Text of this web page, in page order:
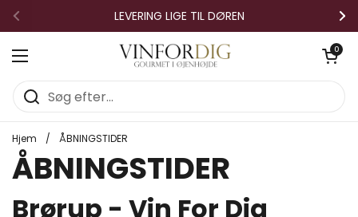
Gå til indhold
Forrige
LEVERING LIGE TIL DØREN
Åbn menuen
Åben
0
Hjem / ÅBNINGSTIDER
ÅBNINGSTIDER
Brørup - Vin For Dig